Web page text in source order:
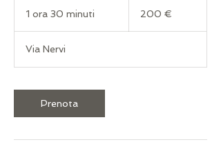
1 ora 30 minuti
0
i
u
200 €
Via Nervi
Prenota